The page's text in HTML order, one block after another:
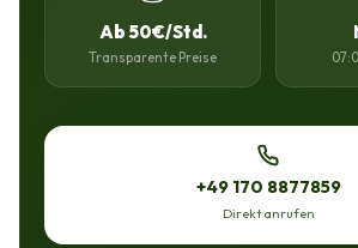
Ab 50€/Std.
Transparente Preise
+49 170 8877859
Direkt anrufen